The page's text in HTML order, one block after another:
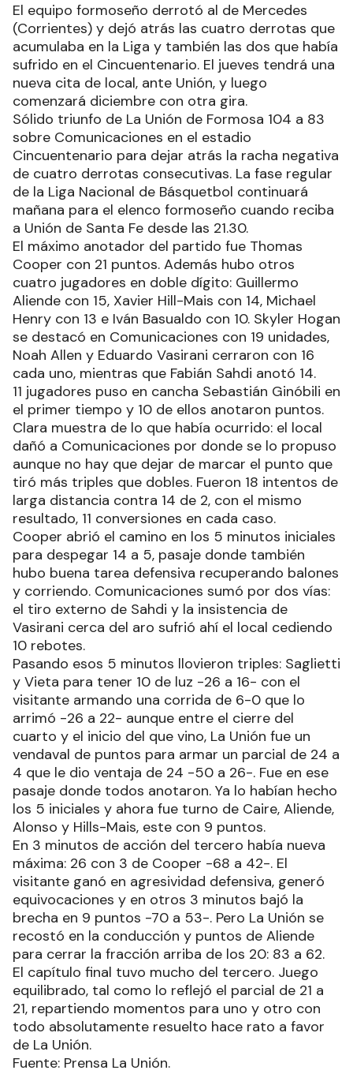
El equipo formoseño derrotó al de Mercedes
(Corrientes) y dejó atrás las cuatro derrotas que
acumulaba en la Liga y también las dos que había
sufrido en el Cincuentenario. El jueves tendrá una
nueva cita de local, ante Unión, y luego
comenzará diciembre con otra gira.
Sólido triunfo de La Unión de Formosa 104 a 83
sobre Comunicaciones en el estadio
Cincuentenario para dejar atrás la racha negativa
de cuatro derrotas consecutivas. La fase regular
de la Liga Nacional de Básquetbol continuará
mañana para el elenco formoseño cuando reciba
a Unión de Santa Fe desde las 21.30.
El máximo anotador del partido fue Thomas
Cooper con 21 puntos. Además hubo otros
cuatro jugadores en doble dígito: Guillermo
Aliende con 15, Xavier Hill-Mais con 14, Michael
Henry con 13 e Iván Basualdo con 10. Skyler Hogan
se destacó en Comunicaciones con 19 unidades,
Noah Allen y Eduardo Vasirani cerraron con 16
cada uno, mientras que Fabián Sahdi anotó 14.
11 jugadores puso en cancha Sebastián Ginóbili en
el primer tiempo y 10 de ellos anotaron puntos.
Clara muestra de lo que había ocurrido: el local
dañó a Comunicaciones por donde se lo propuso
aunque no hay que dejar de marcar el punto que
tiró más triples que dobles. Fueron 18 intentos de
larga distancia contra 14 de 2, con el mismo
resultado, 11 conversiones en cada caso.
Cooper abrió el camino en los 5 minutos iniciales
para despegar 14 a 5, pasaje donde también
hubo buena tarea defensiva recuperando balones
y corriendo. Comunicaciones sumó por dos vías:
el tiro externo de Sahdi y la insistencia de
Vasirani cerca del aro sufrió ahí el local cediendo
10 rebotes.
Pasando esos 5 minutos llovieron triples: Saglietti
y Vieta para tener 10 de luz -26 a 16- con el
visitante armando una corrida de 6-0 que lo
arrimó -26 a 22- aunque entre el cierre del
cuarto y el inicio del que vino, La Unión fue un
vendaval de puntos para armar un parcial de 24 a
4 que le dio ventaja de 24 -50 a 26-. Fue en ese
pasaje donde todos anotaron. Ya lo habían hecho
los 5 iniciales y ahora fue turno de Caire, Aliende,
Alonso y Hills-Mais, este con 9 puntos.
En 3 minutos de acción del tercero había nueva
máxima: 26 con 3 de Cooper -68 a 42-. El
visitante ganó en agresividad defensiva, generó
equivocaciones y en otros 3 minutos bajó la
brecha en 9 puntos -70 a 53-. Pero La Unión se
recostó en la conducción y puntos de Aliende
para cerrar la fracción arriba de los 20: 83 a 62.
El capítulo final tuvo mucho del tercero. Juego
equilibrado, tal como lo reflejó el parcial de 21 a
21, repartiendo momentos para uno y otro con
todo absolutamente resuelto hace rato a favor
de La Unión.
Fuente: Prensa La Unión.